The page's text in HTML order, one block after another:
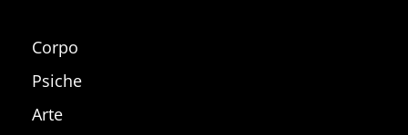
Corpo
Psiche
Arte